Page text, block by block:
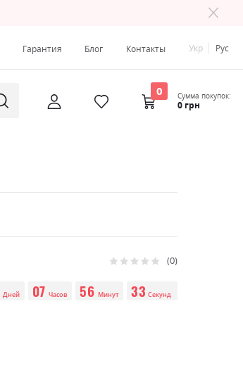
Гарантия Блог Контакты Укр Рус
0 Сумма покупок:
0 грн
Рейтинг: 0
Дней 07 Часов 56 Минут 33 Секунд